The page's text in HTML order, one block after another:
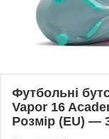
Футбольні
Vapor 16
Розмір (EU) —